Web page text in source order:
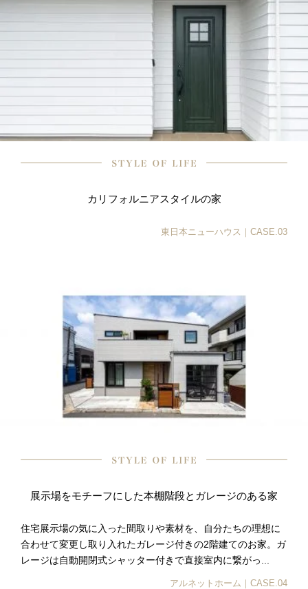
カリフォルニアスタイルの家
東日本ニューハウス｜CASE.03
展示場をモチーフにした本棚階段とガレージのある家
住宅展示場の気に入った間取りや素材を、自分たちの理想に
合わせて変更し取り入れたガレージ付きの2階建てのお家。ガ
レージは自動開閉式シャッター付きで直接室内に繋がっ...
アルネットホーム｜CASE.04